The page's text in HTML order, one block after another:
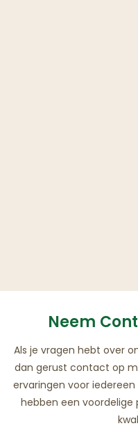
Neem
Als je vragen hebt over
dan gerust contact op
ervaringen voor
hebben een voordelige